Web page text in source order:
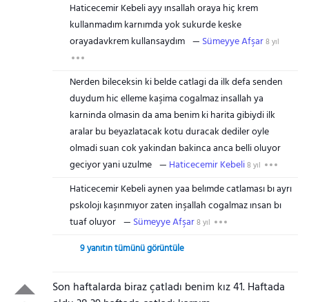
Haticecemir Kebeli ayy ınsallah oraya hiç krem
kullanmadım karnımda yok sukurde keske
orayadavkrem kullansaydım
Sümeyye Afşar8 yıl
Nerden bileceksin ki belde catlagi da ilk defa senden
duydum hic elleme kaşima cogalmaz insallah ya
karninda olmasin da ama benim ki harita gibiydi ilk
aralar bu beyazlatacak kotu duracak dediler oyle
olmadi suan cok yakindan bakinca anca belli oluyor
geciyor yani uzulme
Haticecemir Kebeli8 yıl
Haticecemir Kebeli aynen yaa belımde catlaması bı ayrı
pskolojı kaşınmıyor zaten inşallah cogalmaz ınsan bı
tuaf oluyor
Sümeyye Afşar8 yıl
9 yanıtın tümünü görüntüle
Son haftalarda biraz çatladı benim kız 41. Haftada